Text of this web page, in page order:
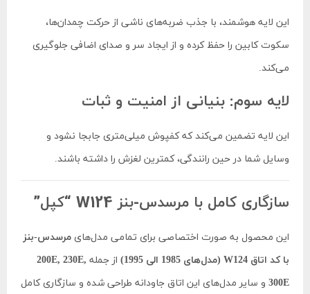
این لایه هوشمند، با جذب ضربه‌های ناشی از حرکت چمدان‌ها،
سکوت کابین را حفظ کرده و از ایجاد سر و صدای اضافی جلوگیری
می‌کند.
لایه سوم: بنیانی از امنیت و ثبات
این لایه تضمین می‌کند که کفپوش میلی‌متری جابجا نشود و
وسایل شما در حین رانندگی، کمترین لغزش را داشته باشند.
سازگاری کامل با مرسدس-بنز W124 “کپل”
این محصول به صورت اختصاصی برای تمامی مدل‌های مرسدس-بنز
با کد اتاق W124 (مدل‌های 1985 الی 1995)
از جمله 200E, 230E,
300E و سایر مدل‌های این اتاق جاودانه طراحی شده و سازگاری کامل